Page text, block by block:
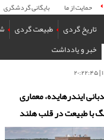
حمایت از ما بایگانی گردشگری
تاریخ گردی طبیعت گردی
خبر و یادداشت
ایندرهایده، معماری
با طبیعت در قلب هلند